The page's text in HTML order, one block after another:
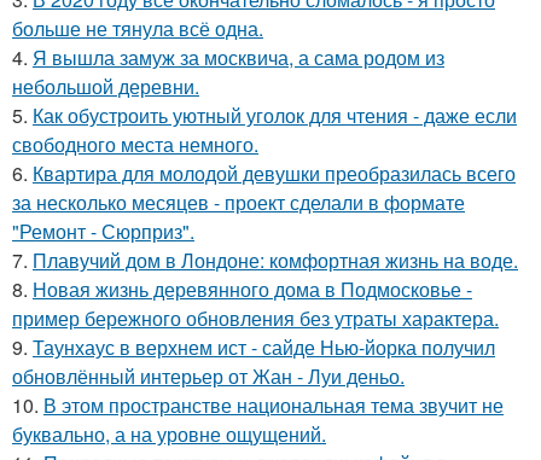
больше не тянула всё одна.
4. Я вышла замуж за москвича, а сама родом из
небольшой деревни.
5. Как обустроить уютный уголок для чтения - даже если
свободного места немного.
6. Квартира для молодой девушки преобразилась всего
за несколько месяцев - проект сделали в формате
"Ремонт - Сюрприз".
7. Плавучий дом в Лондоне: комфортная жизнь на воде.
8. Новая жизнь деревянного дома в Подмосковье -
пример бережного обновления без утраты характера.
9. Таунхаус в верхнем ист - сайде Нью-йорка получил
обновлённый интерьер от Жан - Луи деньо.
10. В этом пространстве национальная тема звучит не
буквально, а на уровне ощущений.